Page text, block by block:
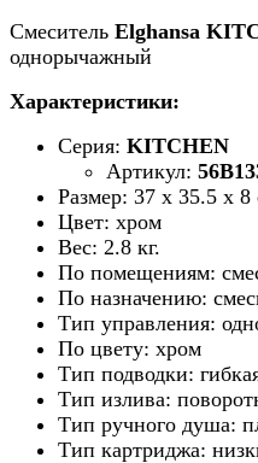
Смеситель Elghansa
однорычажный
Характеристики:
Серия: KITCHEN
Артикул:
Размер: 37 х 35.5 х 8
Цвет: хром
Вес: 2.8 кг.
По помещениям:
По назначению:
Тип управления:
По цвету: хром
Тип подводки:
Тип излива:
Тип ручного душа:
Тип картриджа: